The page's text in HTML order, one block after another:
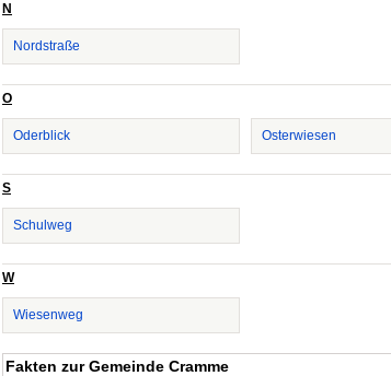
N
Nordstraße
O
Oderblick Osterwiesen
S
Schulweg
W
Wiesenweg
Fakten zur Gemeinde Cramme